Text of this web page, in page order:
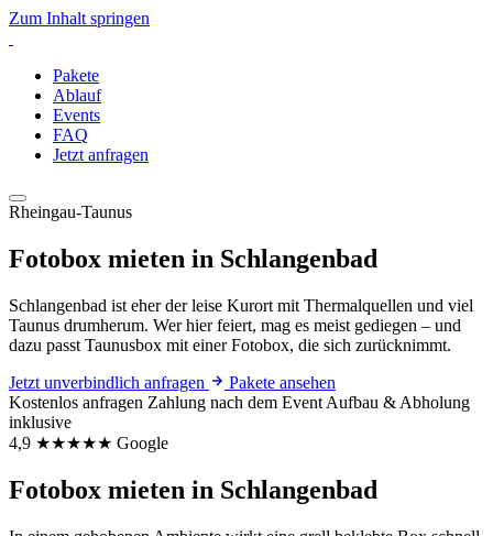
Zum Inhalt springen
Pakete
Ablauf
Events
FAQ
Jetzt anfragen
Rheingau-Taunus
Fotobox mieten in Schlangenbad
Schlangenbad ist eher der leise Kurort mit Thermalquellen und viel
Taunus drumherum. Wer hier feiert, mag es meist gediegen – und
dazu passt Taunusbox mit einer Fotobox, die sich zurücknimmt.
Jetzt unverbindlich anfragen
Pakete ansehen
Kostenlos anfragen Zahlung nach dem Event Aufbau & Abholung
inklusive
4,9 ★★★★★ Google
Fotobox mieten in Schlangenbad